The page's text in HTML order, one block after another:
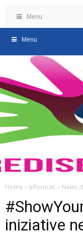
Menu
Menu
Home Informati News
iniziative